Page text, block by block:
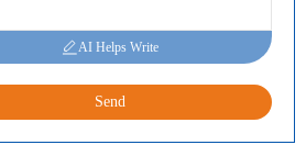
AI Helps Write
Send